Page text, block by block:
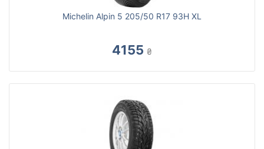
Michelin Alpin 5 205/50 R17 93H XL
4155 ₴